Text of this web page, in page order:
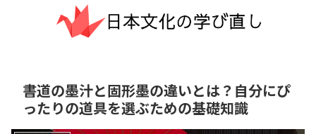
書道の墨汁と固形墨の違いとは？自分にぴ
ったりの道具を選ぶための基礎知識